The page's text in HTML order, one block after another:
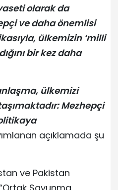
olarak da
ve daha önemlisi
ülkemizin ‘milli
bir kez daha
ülkemizi
Mezhepçi
açıklamada şu
ve Pakistan